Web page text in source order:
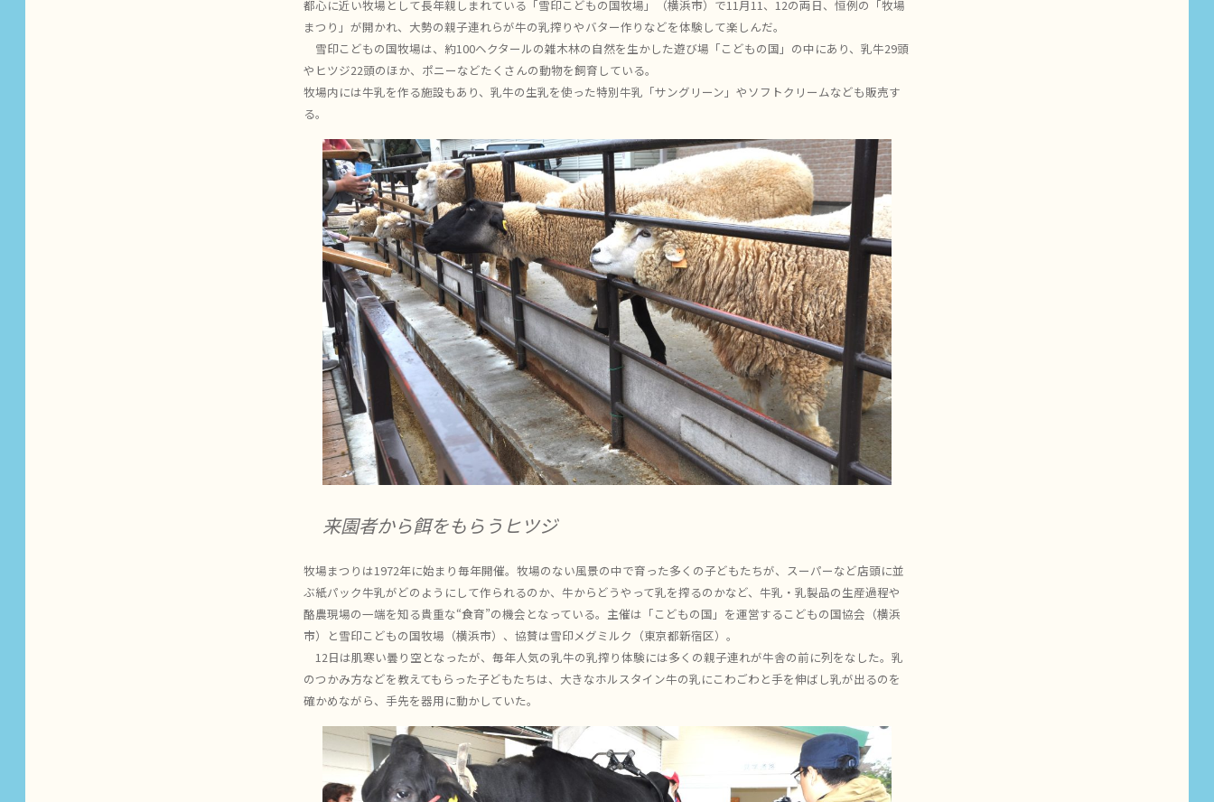
都心に近い牧場として長年親しまれている「雪印こどもの国牧場」（横浜市）で11月11、12の両日、恒例の「牧場
まつり」が開かれ、大勢の親子連れらが牛の乳搾りやバター作りなどを体験して楽しんだ。
雪印こどもの国牧場は、約100ヘクタールの雑木林の自然を生かした遊び場「こどもの国」の中にあり、乳牛29頭
やヒツジ22頭のほか、ポニーなどたくさんの動物を飼育している。
牧場内には牛乳を作る施設もあり、乳牛の生乳を使った特別牛乳「サングリーン」やソフトクリームなども販売す
る。
来園者から餌をもらうヒツジ
牧場まつりは1972年に始まり毎年開催。牧場のない風景の中で育った多くの子どもたちが、スーパーなど店頭に並
ぶ紙パック牛乳がどのようにして作られるのか、牛からどうやって乳を搾るのかなど、牛乳・乳製品の生産過程や
酪農現場の一端を知る貴重な“食育”の機会となっている。主催は「こどもの国」を運営するこどもの国協会（横浜
市）と雪印こどもの国牧場（横浜市）、協賛は雪印メグミルク（東京都新宿区）。
12日は肌寒い曇り空となったが、毎年人気の乳牛の乳搾り体験には多くの親子連れが牛舎の前に列をなした。乳
のつかみ方などを教えてもらった子どもたちは、大きなホルスタイン牛の乳にこわごわと手を伸ばし乳が出るのを
確かめながら、手先を器用に動かしていた。